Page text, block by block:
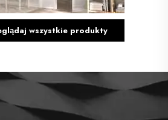
wszystkie produkty